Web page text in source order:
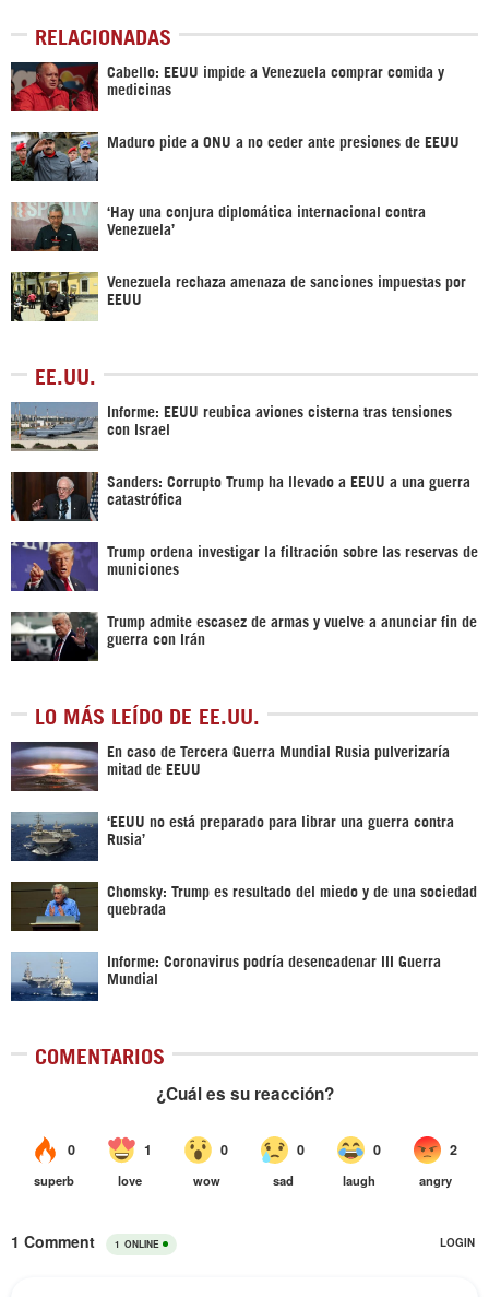
RELACIONADAS
Cabello: EEUU impide a Venezuela comprar comida y
medicinas
Maduro pide a ONU a no ceder ante presiones de EEUU
‘Hay una conjura diplomática internacional contra
Venezuela’
Venezuela rechaza amenaza de sanciones impuestas por
EEUU
EE.UU.
Informe: EEUU reubica aviones cisterna tras tensiones
con Israel
Sanders: Corrupto Trump ha llevado a EEUU a una guerra
catastrófica
Trump ordena investigar la filtración sobre las reservas de
municiones
Trump admite escasez de armas y vuelve a anunciar fin de
guerra con Irán
LO MÁS LEÍDO DE EE.UU.
En caso de Tercera Guerra Mundial Rusia pulverizaría
mitad de EEUU
‘EEUU no está preparado para librar una guerra contra
Rusia’
Chomsky: Trump es resultado del miedo y de una sociedad
quebrada
Informe: Coronavirus podría desencadenar III Guerra
Mundial
COMENTARIOS